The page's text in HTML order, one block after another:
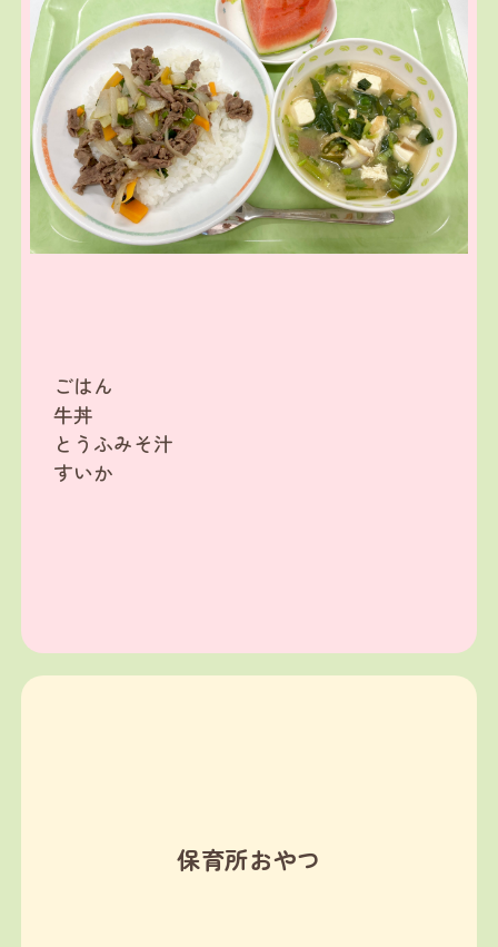
ごはん
牛丼
とうふみそ汁
すいか
保育所おやつ